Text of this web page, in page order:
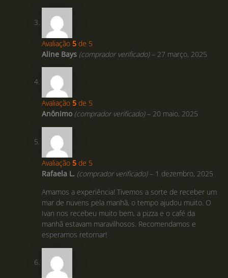
Avaliação 5 de 5
Aline Bays (comprador verificado) – 27 março, 2025
Avaliação 5 de 5
Anônimo (comprador verificado) – 20 maio, 2025
Avaliação 5 de 5
Rafaela L. (comprador verificado) – 1 dezembro, 2025
Amamos a experiência! Tivemos a sorte de receber um
mar de nuvens pela manhã, o tempo ajudou muito. O
Ivan nos recebeu muito bem, a pizza e o café da
manhã estavam maravilhosos. Recomendamos e
esperamos retornar!